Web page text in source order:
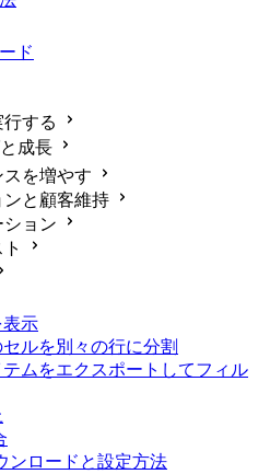
ド
する
成長
を増やす
と顧客維持
ョン
表示
ルを別々の行に分割
ムをエクスポートしてフィル
ンロードと設定方法